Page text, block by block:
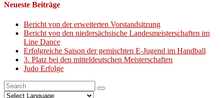
Neueste Beiträge
Bericht von der erweiterten Vorstandsitzung
Bericht von den niedersächsische Landesmeisterschaften im
Line Dance
Erfolgreiche Saison der gemischten E-Jugend im Handball
3. Platz bei den mitteldeutschen Meisterschaften
Judo Erfolge
Search
for: